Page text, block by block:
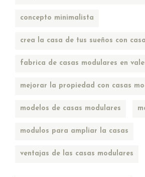
concepto minimalista
crea la casa de tus sueños con
fabrica de casas modulares en
mejorar la propiedad con casas
modelos de casas modulares
modulos para ampliar la casas
ventajas de las casas modulares